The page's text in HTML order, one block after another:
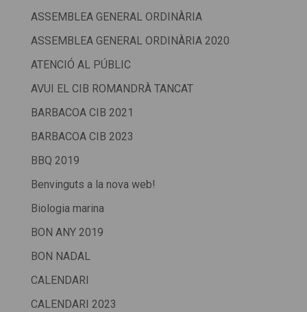
ASSEMBLEA GENERAL ORDINÀRIA
ASSEMBLEA GENERAL ORDINÀRIA 2020
ATENCIÓ AL PÚBLIC
AVUI EL CIB ROMANDRÀ TANCAT
BARBACOA CIB 2021
BARBACOA CIB 2023
BBQ 2019
Benvinguts a la nova web!
Biologia marina
BON ANY 2019
BON NADAL
CALENDARI
CALENDARI 2023